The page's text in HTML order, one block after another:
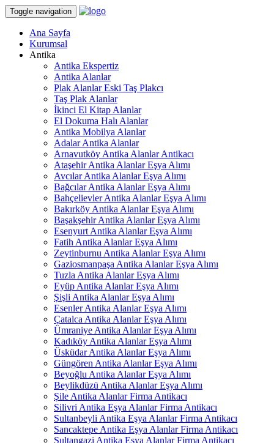
Toggle navigation
Ana Sayfa
Kurumsal
Antika
Antika Ekspertiz
Antika Alanlar
Plak Alanlar Eski Taş Plakcı
Taş Plak Alanlar
İkinci El Kitap Alanlar
El Dokuma Halı Alanlar
Antika Mobilya Alanlar
Adalar Antika Alanlar
Arnavutköy Antika Alanlar Antikacı
Ataşehir Antika Alanlar Eşya Alımı
Avcılar Antika Alanlar Eşya Alımı
Bağcılar Antika Alanlar Eşya Alımı
Bahçelievler Antika Alanlar Eşya Alımı
Bakırköy Antika Alanlar Eşya Alımı
Başakşehir Antika Alanlar Eşya Alımı
Esenyurt Antika Alanlar Eşya Alımı
Fatih Antika Alanlar Eşya Alımı
Zeytinburnu Antika Alanlar Eşya Alımı
Gaziosmanpaşa Antika Alanlar Eşya Alımı
Tuzla Antika Alanlar Eşya Alımı
Eyüp Antika Alanlar Eşya Alımı
Şişli Antika Alanlar Eşya Alımı
Esenler Antika Alanlar Eşya Alımı
Çatalca Antika Alanlar Eşya Alımı
Ümraniye Antika Alanlar Eşya Alımı
Kadıköy Antika Alanlar Eşya Alımı
Üsküdar Antika Alanlar Eşya Alımı
Güngören Antika Alanlar Eşya Alımı
Beyoğlu Antika Alanlar Eşya Alımı
Beylikdüzü Antika Alanlar Eşya Alımı
Şile Antika Alanlar Firma Antikacı
Silivri Antika Eşya Alanlar Firma Antikacı
Sultanbeyli Antika Eşya Alanlar Firma Antikacı
Sancaktepe Antika Eşya Alanlar Firma Antikacı
Sultangazi Antika Eşya Alanlar Firma Antikacı